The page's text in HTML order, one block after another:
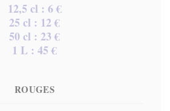
12,5 cl : 6 €
25 cl : 12 €
50 cl : 23 €
1 L : 45 €
ROUGES